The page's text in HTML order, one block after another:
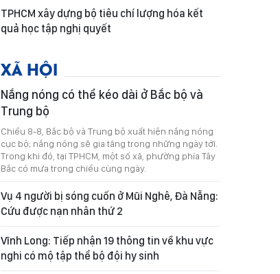
TPHCM xây dựng bộ tiêu chí lượng hóa kết
quả học tập nghị quyết
XÃ HỘI
Nắng nóng có thể kéo dài ở Bắc bộ và
Trung bộ
Chiều 8-8, Bắc bộ và Trung bộ xuất hiện nắng nóng
cục bộ; nắng nóng sẽ gia tăng trong những ngày tới.
Trong khi đó, tại TPHCM, một số xã, phường phía Tây
Bắc có mưa trong chiều cùng ngày.
Vụ 4 người bị sóng cuốn ở Mũi Nghê, Đà Nẵng:
Cứu được nạn nhân thứ 2
Vĩnh Long: Tiếp nhận 19 thông tin về khu vực
nghi có mộ tập thể bộ đội hy sinh